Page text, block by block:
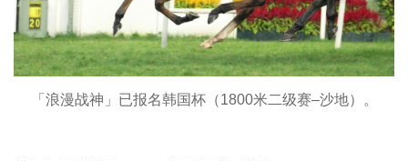
「浪漫战神」已报名韩国杯（1800米二级赛–沙地）。